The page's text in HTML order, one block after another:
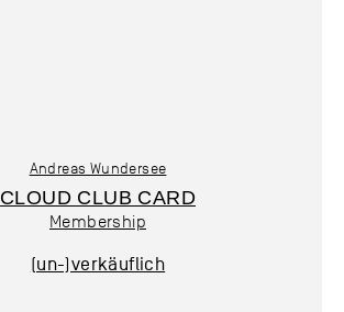
Andreas Wundersee
CLOUD CLUB CARD
Membership
(un-)verkäuflich